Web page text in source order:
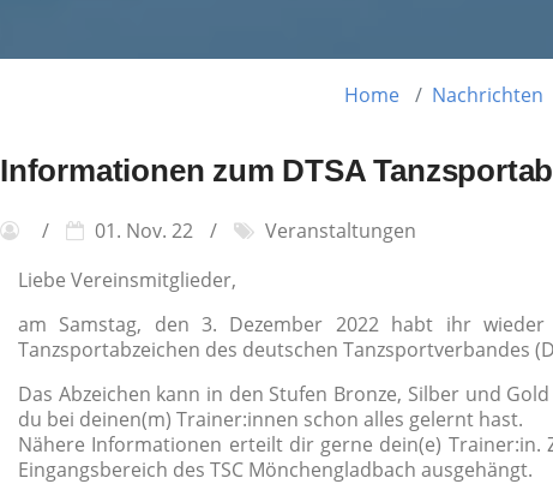
Home Nachrichten
Informationen zum DTSA
01. Nov. 22
Veranstaltungen
Liebe Vereinsmitglieder,
am Samstag, den 3. Dezember 2022 habt ihr
Tanzsportabzeichen des deutschen Tanzsportverbandes
Das Abzeichen kann in den Stufen Bronze, Silber und
du bei deinen(m) Trainer:innen schon alles gelernt hast.
Nähere Informationen erteilt dir gerne dein(e)
Eingangsbereich des TSC Mönchengladbach ausgehängt.